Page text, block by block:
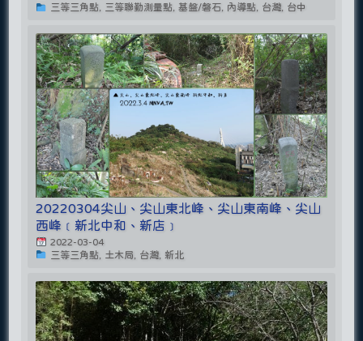
三等三角點, 三等聯勤測量點, 基盤/磐石, 內導點, 台灣, 台中
20220304尖山、尖山東北峰、尖山東南峰、尖山
西峰﹝新北中和、新店﹞
2022-03-04
三等三角點, 土木局, 台灣, 新北